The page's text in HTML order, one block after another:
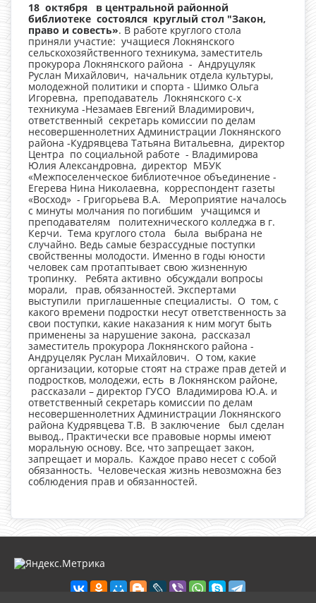
18 октября в центральной районной
библиотеке состоялся круглый стол "Закон,
право и совесть». В работе круглого стола
приняли участие: учащиеся Локнянского
сельскохозяйственного техникума, заместитель
прокурора Локнянского района - Андруцуляк
Руслан Михайлович, начальник отдела культуры,
молодежной политики и спорта - Шимко Ольга
Игоревна, преподаватель Локнянского с-х
техникума -Незамаев Евгений Владимирович,
ответственный секретарь комиссии по делам
несовершеннолетних Администрации Локнянского
района -Кудрявцева Татьяна Витальевна, директор
Центра по социальной работе - Владимирова
Юлия Александровна, директор МБУК
«Межпоселенческое библиотечное объединение -
Егерева Нина Николаевна, корреспондент газеты
«Восход» - Григорьева В.А. Мероприятие началось
с минуты молчания по погибшим учащимся и
преподавателям политехнического колледжа в г.
Керчи. Тема круглого стола была выбрана не
случайно. Ведь самые безрассудные поступки
свойственны молодости. Именно в годы юности
человек сам протаптывает свою жизненную
тропинку. Ребята активно обсуждали вопросы
морали, прав, обязанностей. Экспертами
выступили приглашенные специалисты. О том, с
какого времени подростки несут ответственность за
свои поступки, какие наказания к ним могут быть
применены за нарушение закона, рассказал
заместитель прокурора Локнянского района -
Андруцеляк Руслан Михайлович. О том, какие
организации, которые стоят на страже прав детей и
подростков, молодежи, есть в Локнянском районе,
рассказали – директор ГУСО Владимирова Ю.А. и
ответственный секретарь комиссии по делам
несовершеннолетних Администрации Локнянского
района Кудрявцева Т.В. В заключение был сделан
вывод., Практически все правовые нормы имеют
моральную основу. Все, что запрещает закон,
запрещает и мораль. Каждое право несет с собой
обязанность. Человеческая жизнь невозможна без
соблюдения прав и обязанностей.